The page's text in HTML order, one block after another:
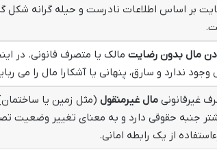
بر اساس اطلاعات نادرست و حیله گرانه شکل
مال بدون رضایت مالک یا متصرف قانونی. در
وجود ندارد و سارق، پنهانی یا آشکارا مال را می
غیرقانونیمال غیرمنقول (مثل زمین یا
جنبه حقوقی دارد و به معنای تغییر وضعیت
از یک رابطه امانی.